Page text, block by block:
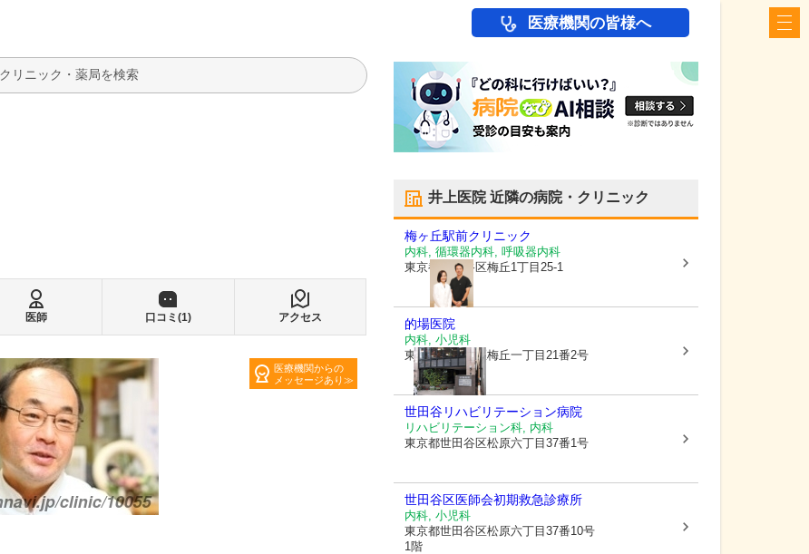
医療機関の皆様へ
検索
医師 口コミ(1) アクセス
医療機関からの
メッセージあり
井上医院近隣の病院・クリニック
梅ヶ丘駅前クリニック
内科, 循環器内科, 呼吸器内科
東京都世田谷区梅丘1丁目25-1
的場医院
内科, 小児科
東京都世田谷区梅丘一丁目21番2号
世田谷リハビリテーション病院
リハビリテーション科, 内科
東京都世田谷区松原六丁目37番1号
世田谷区医師会初期救急診療所
内科, 小児科
東京都世田谷区松原六丁目37番10号
1階